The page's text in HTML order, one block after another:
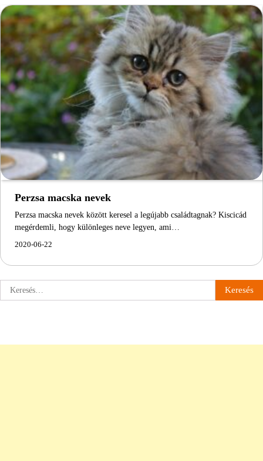
Perzsa macska nevek
Perzsa macska nevek között keresel a legújabb családtagnak? Kiscicád
megérdemli, hogy különleges neve legyen, ami…
2020-06-22
Keresés: